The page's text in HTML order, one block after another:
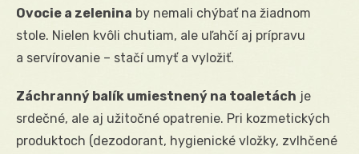
Ovocie a zelenina by nemali chýbať na žiadnom
stole. Nielen kvôli chutiam, ale uľahčí aj prípravu
a servírovanie – stačí umyť a vyložiť.
Záchranný balík umiestnený na toaletách je
srdečné, ale aj užitočné opatrenie. Pri kozmetických
produktoch (dezodorant, hygienické vložky, zvlhčené